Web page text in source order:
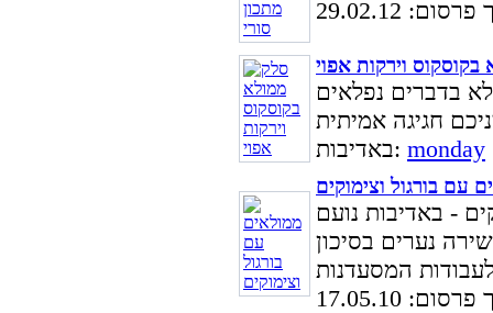
29.02.12
וירקות אפוי
בדברים נפלאים
באדיבות: monday
עם בורגול וצימוקים
- באדיבות נועם
נערים בסיכון
17.05.10